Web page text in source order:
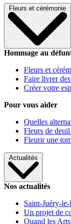
Fleurs et cérémonie
Hommage au
Fleurs et
Faire livrer
Créer votre
Pour vous aider
Quelles
Fleurs de
Fleurir une
Actualités
Nos actualités
Saint-Juéry-
Un projet de
Quand les